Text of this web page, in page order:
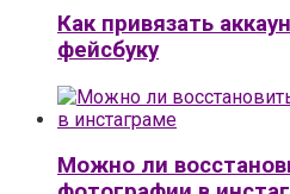
Как привязать
фейсбуку
Можно ли